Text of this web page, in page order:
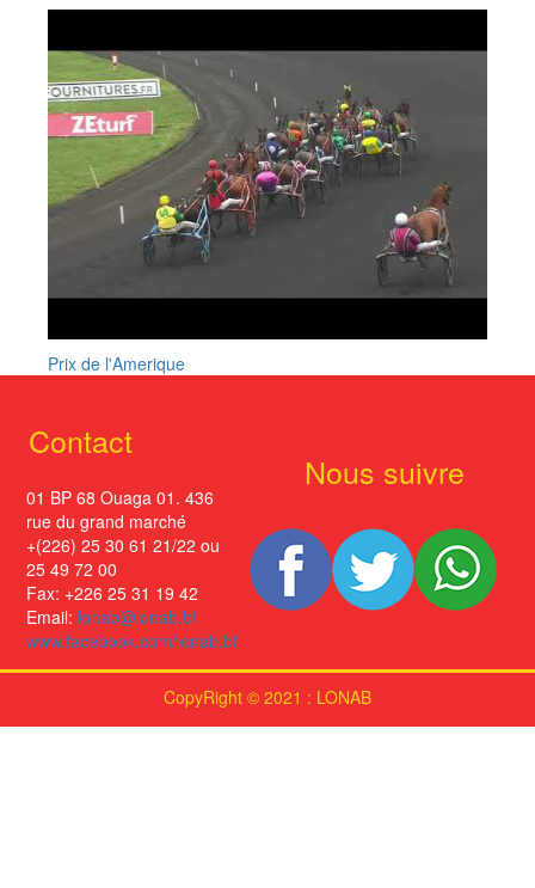
Prix de l'Amerique
Contact
01 BP 68 Ouaga 01. 436
rue du grand marché
+(226) 25 30 61 21/22 ou
25 49 72 00
Fax: +226 25 31 19 42
Email: lonab@lonab.bf
www.facebook.com/lonab.bf
Nous suivre
CopyRight © 2021 : LONAB